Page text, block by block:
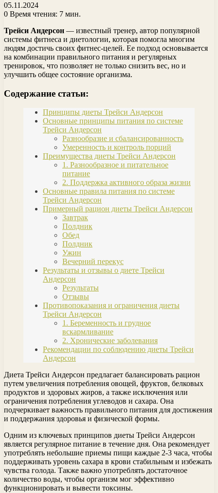
05.11.2024
0 Время чтения: 7 мин.
Трейси Андерсон — известный тренер, автор популярной
системы фитнеса и диетологии, которая помогла многим
людям достичь своих фитнес-целей. Ее подход основывается
на комбинации правильного питания и регулярных
тренировок, что позволяет не только снизить вес, но и
улучшить общее состояние организма.
Содержание статьи:
Принципы диеты Трейси Андерсон
Основные принципы питания по системе
Трейси Андерсон
Разнообразие и сбалансированность
Умеренность и контроль порций
Преимущества диеты Трейси Андерсон
1. Разнообразное и питательное
питание
2. Поддержка активного образа жизни
Основные правила питания по системе
Трейси Андерсон
Примерный рацион диеты Трейси Андерсон
Завтрак
Полдник
Обед
Полдник
Ужин
Вечерний перекус
Результаты и отзывы о диете Трейси
Андерсон
Результаты
Отзывы
Противопоказания и ограничения диеты
Трейси Андерсон
1. Беременность и грудное
вскармливание
2. Хронические заболевания
Рекомендации по соблюдению диеты Трейси
Андерсон
Диета Трейси Андерсон предлагает балансировать рацион
путем увеличения потребления овощей, фруктов, белковых
продуктов и здоровых жиров, а также исключения или
ограничения потребления углеводов и сахара. Она
подчеркивает важность правильного питания для достижения
и поддержания здоровья и физической формы.
Одним из ключевых принципов диеты Трейси Андерсон
является регулярное питание в течение дня. Она рекомендует
употреблять небольшие приемы пищи каждые 2-3 часа, чтобы
поддерживать уровень сахара в крови стабильным и избежать
чувства голода. Также важно употреблять достаточное
количество воды, чтобы организм мог эффективно
функционировать и вывести токсины.